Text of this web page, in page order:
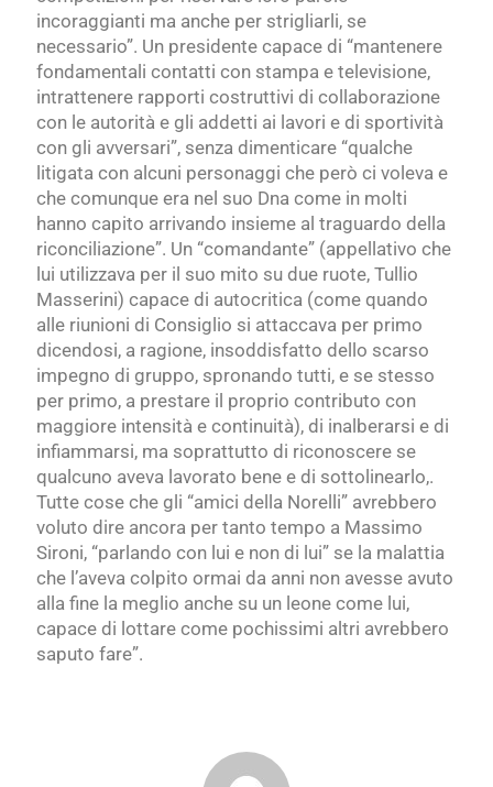
incoraggianti ma anche per strigliarli, se
necessario”. Un presidente capace di “mantenere
fondamentali contatti con stampa e televisione,
intrattenere rapporti costruttivi di collaborazione
con le autorità e gli addetti ai lavori e di sportività
con gli avversari”, senza dimenticare “qualche
litigata con alcuni personaggi che però ci voleva e
che comunque era nel suo Dna come in molti
hanno capito arrivando insieme al traguardo della
riconciliazione”. Un “comandante” (appellativo che
lui utilizzava per il suo mito su due ruote, Tullio
Masserini) capace di autocritica (come quando
alle riunioni di Consiglio si attaccava per primo
dicendosi, a ragione, insoddisfatto dello scarso
impegno di gruppo, spronando tutti, e se stesso
per primo, a prestare il proprio contributo con
maggiore intensità e continuità), di inalberarsi e di
infiammarsi, ma soprattutto di riconoscere se
qualcuno aveva lavorato bene e di sottolinearlo,.
Tutte cose che gli “amici della Norelli” avrebbero
voluto dire ancora per tanto tempo a Massimo
Sironi, “parlando con lui e non di lui” se la malattia
che l’aveva colpito ormai da anni non avesse avuto
alla fine la meglio anche su un leone come lui,
capace di lottare come pochissimi altri avrebbero
saputo fare”.